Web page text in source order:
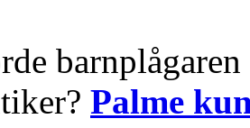
Palme